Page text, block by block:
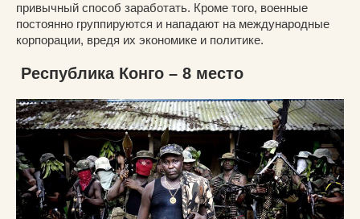
привычный способ заработать. Кроме того, военные
постоянно группируются и нападают на международные
корпорации, вредя их экономике и политике.
Республика Конго – 8 место